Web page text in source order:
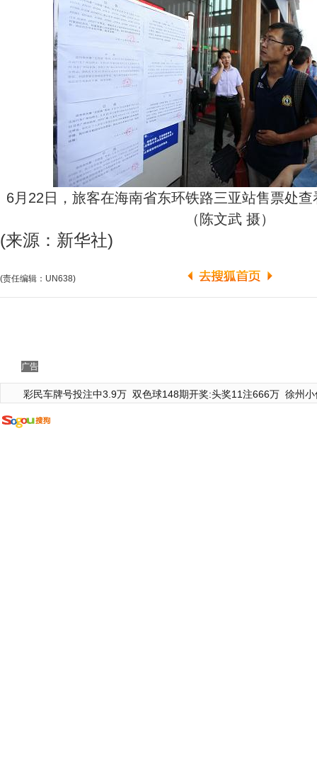
6月22日，旅客在海南省东环铁路三亚站售票处
（陈文武 摄）
(来源：新华社)
(责任编辑：UN638)
广告
彩民车牌号投注中3.9万 双色球148期开奖:头奖11注666万 徐州